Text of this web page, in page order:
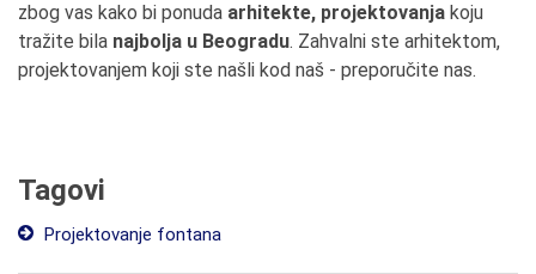
zbog vas kako bi ponuda arhitekte, projektovanja koju
tražite bila najbolja u Beogradu. Zahvalni ste arhitektom,
projektovanjem koji ste našli kod naš - preporučite nas.
Tagovi
Projektovanje fontana